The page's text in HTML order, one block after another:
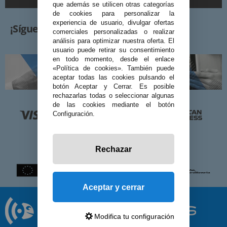
¡Síguenos!
que además se utilicen otras categorías
de cookies para personalizar la
experiencia de usuario, divulgar ofertas
comerciales personalizadas o realizar
análisis para optimizar nuestra oferta. El
usuario puede retirar su consentimiento
en todo momento, desde el enlace
«Política de cookies». También puede
aceptar todas las cookies pulsando el
botón Aceptar y Cerrar. Es posible
rechazarlas todas o seleccionar algunas
de las cookies mediante el botón
Configuración.
Rechazar
Aceptar y cerrar
Modifica tu configuración